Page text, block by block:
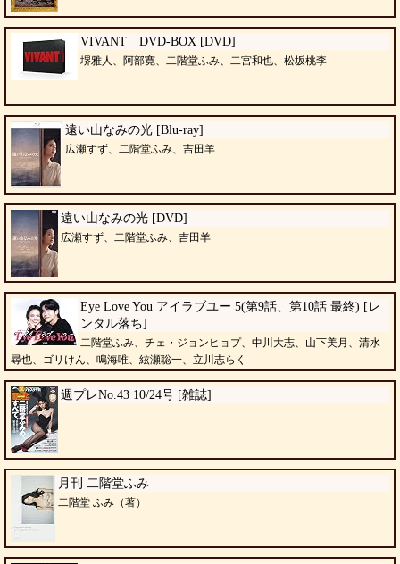
VIVANT DVD-BOX [DVD]
堺雅人、阿部寛、二階堂ふみ、二宮和也、松坂桃李
遠い山なみの光 [Blu-ray]
広瀬すず、二階堂ふみ、吉田羊
遠い山なみの光 [DVD]
広瀬すず、二階堂ふみ、吉田羊
Eye Love You アイラブユー 5(第9話、第10話 最終) [レ
ンタル落ち]
二階堂ふみ、チェ・ジョンヒョプ、中川大志、山下美月、清水
尋也、ゴリけん、鳴海唯、絃瀬聡一、立川志らく
週プレNo.43 10/24号 [雑誌]
月刊 二階堂ふみ
二階堂 ふみ（著）